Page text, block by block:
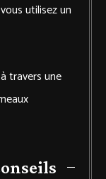
utilisez un
travers une